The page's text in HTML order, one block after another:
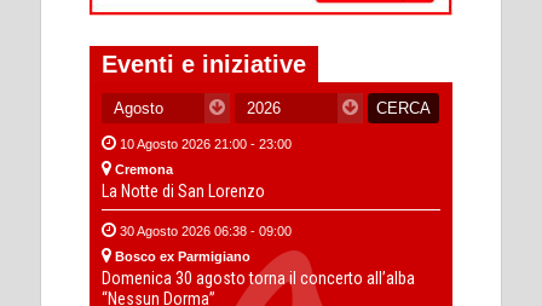
Eventi e iniziative
10 Agosto 2026 21:00 - 23:00
Cremona
La Notte di San Lorenzo
30 Agosto 2026 06:38 - 09:00
Bosco ex Parmigiano
Domenica 30 agosto torna il concerto all’alba
“Nessun Dorma”